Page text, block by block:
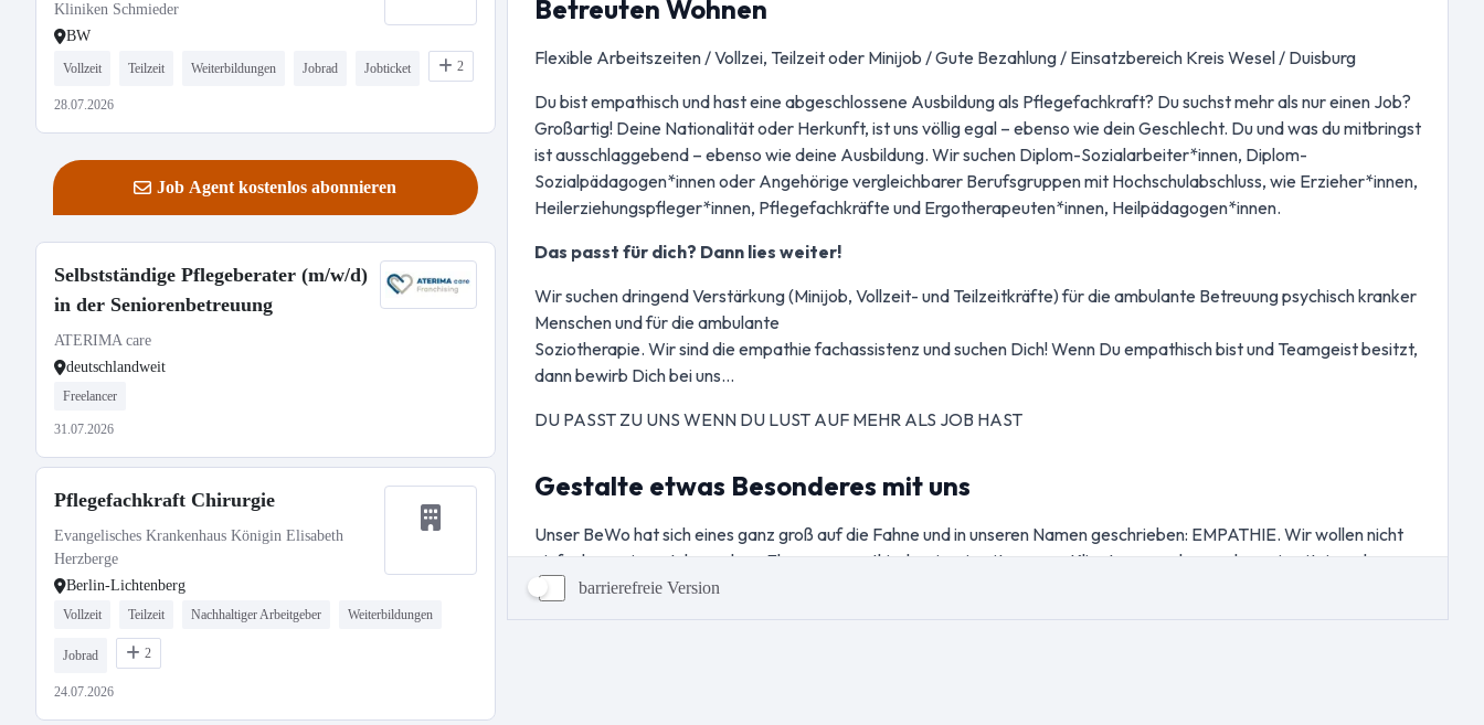
Kliniken Schmieder
BW
Vollzeit Teilzeit Weiterbildungen Jobrad Jobticket 2
28.07.2026
Job Agent kostenlos abonnieren
Selbstständige Pflegeberater (m/w/d)
in der Seniorenbetreuung
ATERIMA care
deutschlandweit
Freelancer
31.07.2026
Pflegefachkraft Chirurgie
Evangelisches Krankenhaus Königin Elisabeth
Herzberge
Berlin-Lichtenberg
Vollzeit Teilzeit Nachhaltiger Arbeitgeber Weiterbildungen
Jobrad 2
24.07.2026
barrierefreie Version